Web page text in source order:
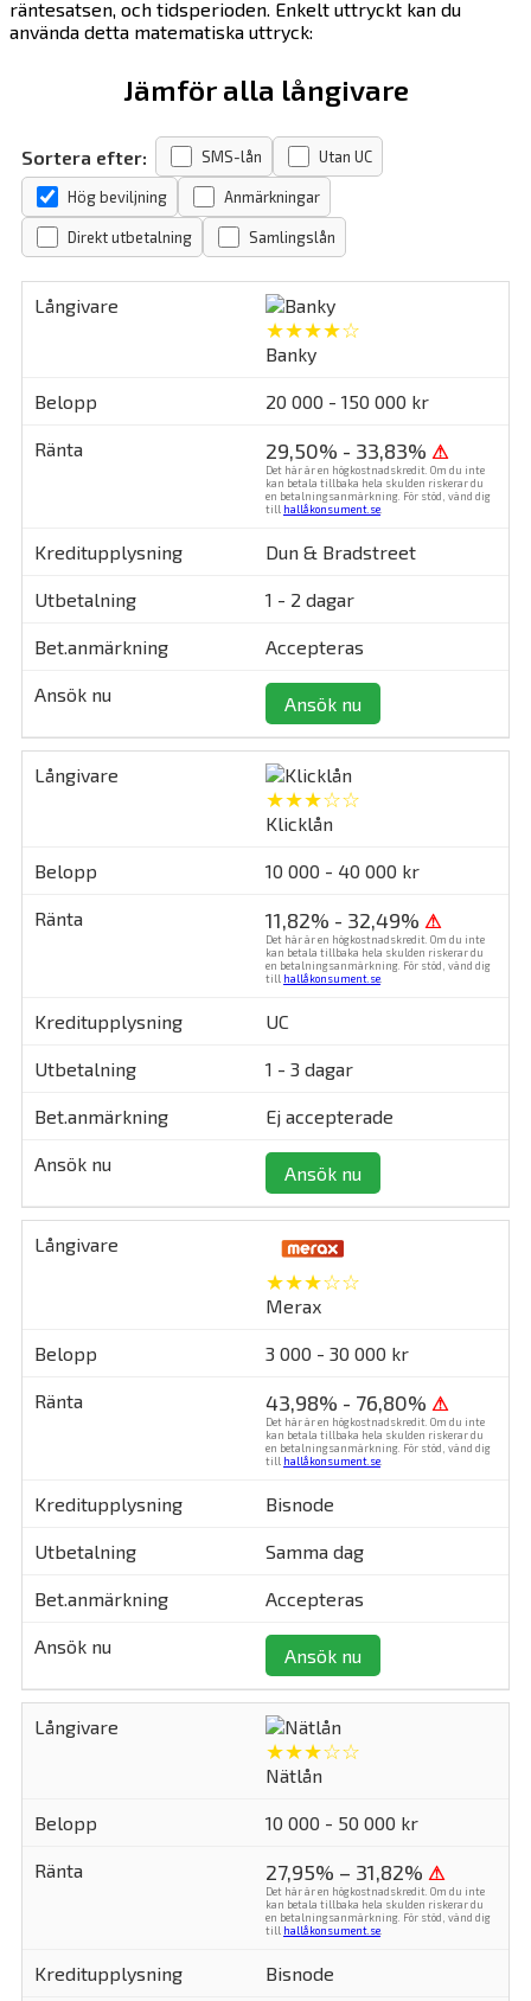
räntesatsen, och tidsperioden. Enkelt uttryckt kan du
använda detta matematiska uttryck:
Jämför alla långivare
Sortera efter: SMS-lån Utan UC
Hög beviljning Anmärkningar
Direkt utbetalning Samlingslån
★★★★☆
Banky
20 000 - 150 000 kr
29,50% - 33,83% ⚠
Det här är en högkostnadskredit. Om du inte
kan betala tillbaka hela skulden riskerar du
en betalningsanmärkning. För stöd, vänd dig
till hallåkonsument.se.
Dun & Bradstreet
1 - 2 dagar
Accepteras
Ansök nu
★★★☆☆
Klicklån
10 000 - 40 000 kr
11,82% - 32,49% ⚠
Det här är en högkostnadskredit. Om du inte
kan betala tillbaka hela skulden riskerar du
en betalningsanmärkning. För stöd, vänd dig
till hallåkonsument.se.
UC
1 - 3 dagar
Ej accepterade
Ansök nu
★★★☆☆
Merax
3 000 - 30 000 kr
43,98% - 76,80% ⚠
Det här är en högkostnadskredit. Om du inte
kan betala tillbaka hela skulden riskerar du
en betalningsanmärkning. För stöd, vänd dig
till hallåkonsument.se
Bisnode
Samma dag
Accepteras
Ansök nu
★★★☆☆
Nätlån
10 000 - 50 000 kr
27,95% – 31,82% ⚠
Det här är en högkostnadskredit. Om du inte
kan betala tillbaka hela skulden riskerar du
en betalningsanmärkning. För stöd, vänd dig
till hallåkonsument.se
Bisnode